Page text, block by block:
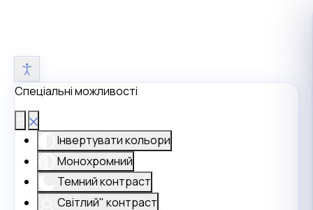
Спеціальні можливості
Інвертувати кольори
Монохромний
Темний контраст
Світлий" контраст